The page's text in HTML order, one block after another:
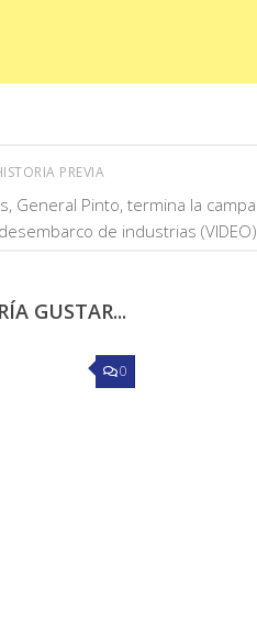
PREVIA
General Pinto, termina la
de industrias (VIDEO)
GUSTAR...
0